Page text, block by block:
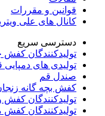
قوانین و مقررات
کانال های علی
دسترسی سریع
تولیدکنندگان کفش
تولیدی های دمپایی
صندل قم
کفش بچه گانه
تولیدکنندگان کفش
تولیدکنندگان